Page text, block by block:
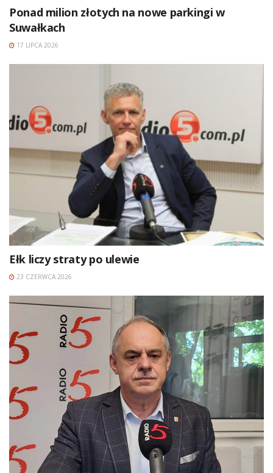
Ponad milion złotych na nowe parkingi w
Suwałkach
17 LIPCA 2026
Ełk liczy straty po ulewie
23 CZERWCA 2026